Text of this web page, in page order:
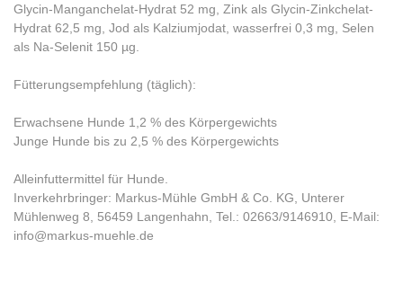
Glycin-Manganchelat-Hydrat 52 mg, Zink als Glycin-Zinkchelat-
Hydrat 62,5 mg, Jod als Kalziumjodat, wasserfrei 0,3 mg, Selen
als Na-Selenit 150 µg.
Fütterungsempfehlung (täglich):
Erwachsene Hunde 1,2 % des Körpergewichts
Junge Hunde bis zu 2,5 % des Körpergewichts
Alleinfuttermittel für Hunde.
Inverkehrbringer: Markus-Mühle GmbH & Co. KG, Unterer
Mühlenweg 8, 56459 Langenhahn, Tel.: 02663/9146910, E-Mail:
info@markus-muehle.de